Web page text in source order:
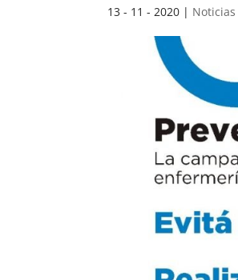
13 - 11 - 2020 | Noticias